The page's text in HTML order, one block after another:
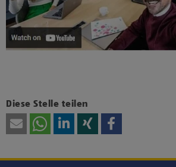
Diese Stelle teilen